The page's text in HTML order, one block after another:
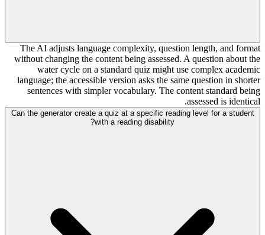
The AI adjusts language complexity, question length, and format
without changing the content being assessed. A question about the
water cycle on a standard quiz might use complex academic
language; the accessible version asks the same question in shorter
sentences with simpler vocabulary. The content standard being
assessed is identical.
Can the generator create a quiz at a specific reading level for a student
with a reading disability?